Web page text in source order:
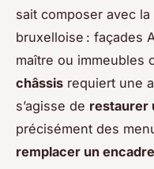
sait composer avec
bruxelloise : façades
maître ou immeubles
châssis requiert une
s’agisse de restaurer
précisément des
remplacer un